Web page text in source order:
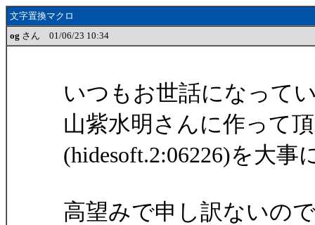
文字置換マクロ
og さん 01/06/23 10:34
いつもお世話になって
山紫水明さんに作って
(hidesoft.2:06226)を大
高望みで申し訳ないの